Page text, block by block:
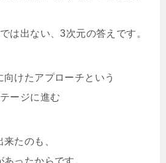
は出ない、3次元の答えです。
けたアプローチという
ージに進む
たのも、
ったからです。